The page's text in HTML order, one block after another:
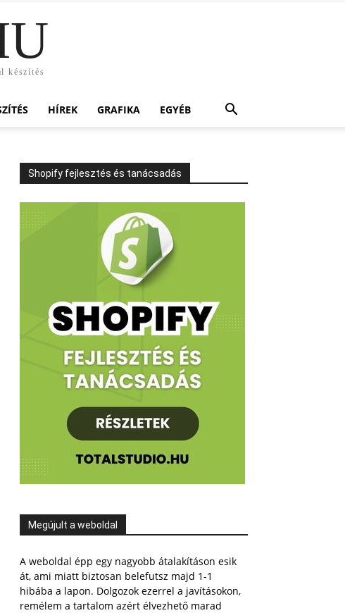
készítés
HÍREK GRAFIKA EGYÉB
Shopify fejlesztés és tanácsadás
Megújult a weboldal
A weboldal épp egy nagyobb átalakításon esik
át, ami miatt biztosan belefutsz majd 1-1
hibába a lapon. Dolgozok ezerrel a javításokon,
remélem a tartalom azért élvezhető marad